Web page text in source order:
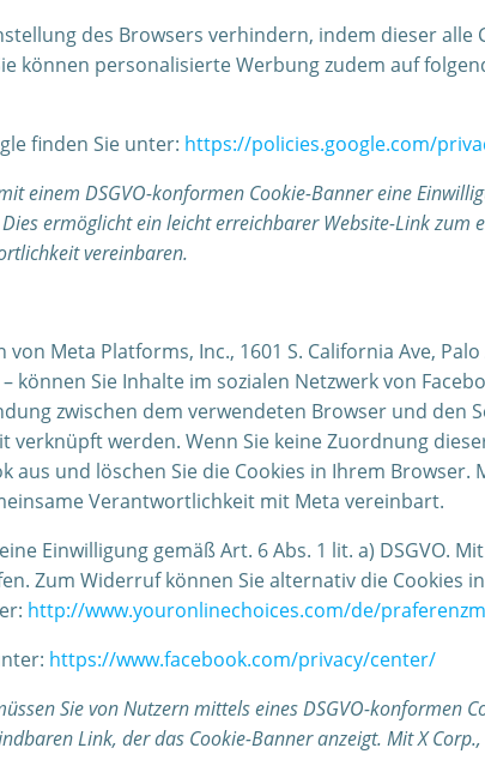
des Browsers verhindern, indem dieser
können personalisierte Werbung zudem auf
finden Sie unter: https://policies.google.com/
einem DSGVO-konformen Cookie-Banner eine
ermöglicht ein leicht erreichbarer Website-Link
vereinbaren.
Meta Platforms, Inc., 1601 S. California Ave,
können Sie Inhalte im sozialen Netzwerk von
zwischen dem verwendeten Browser und den
werden. Wenn Sie keine Zuordnung
aus und löschen Sie die Cookies in Ihrem
Verantwortlichkeit mit Meta vereinbart.
Einwilligung gemäß Art. 6 Abs. 1 lit. a) DSGVO.
Zum Widerruf können Sie alternativ die Cookies
http://www.youronlinechoices.com/de/
https://www.facebook.com/privacy/center/
Sie von Nutzern mittels eines DSGVO-konformen
Link, der das Cookie-Banner anzeigt. Mit X